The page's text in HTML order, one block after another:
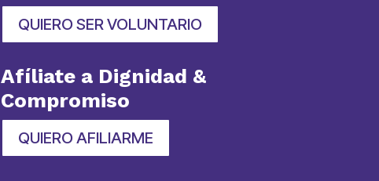
QUIERO SER VOLUNTARIO
Afíliate a Dignidad &
Compromiso
QUIERO AFILIARME